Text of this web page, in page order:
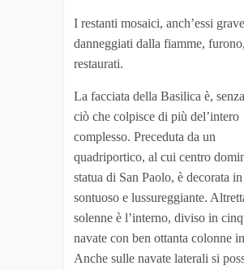
I restanti mosaici, anch’essi
danneggiati dalla fiamme,
restaurati.
La facciata della Basilica è,
ciò che colpisce di più del’intero
complesso. Preceduta da un
quadriportico, al cui centro
statua di San Paolo, è decorata
sontuoso e lussureggiante.
solenne è l’interno, diviso in
navate con ben ottanta colonne
Anche sulle navate laterali si